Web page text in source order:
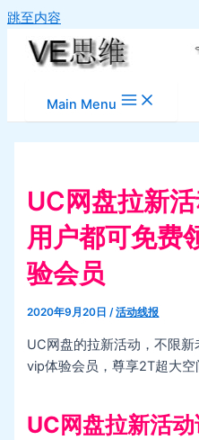
跳至内容
Main Menu
UC网盘拉新
用户都可免费
验会员
2020年9月20日/活动线报
UC网盘的拉新活动，不限
vip体验会员，尊享2T超大空
UC网盘拉新活